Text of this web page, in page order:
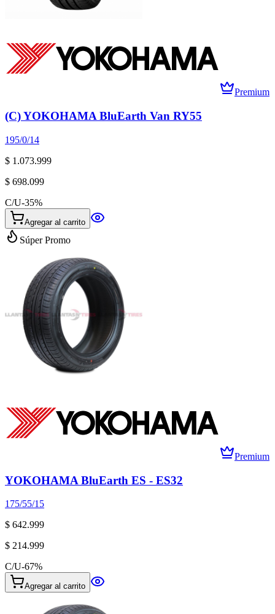
Premium
(C) YOKOHAMA BluEarth Van RY55
195/0/14
$ 1.073.999
$ 698.099
C/U-35%
Agregar al carrito
Súper Promo
Premium
YOKOHAMA BluEarth ES - ES32
175/55/15
$ 642.999
$ 214.999
C/U-67%
Agregar al carrito